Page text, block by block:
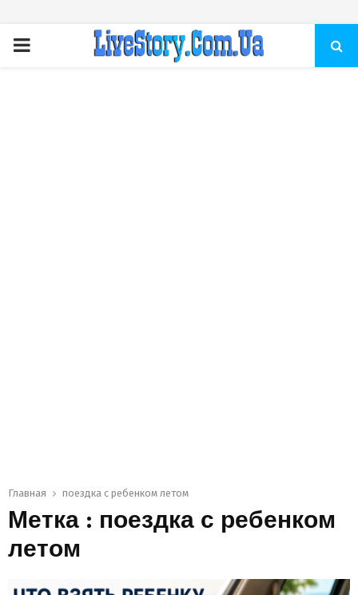
ПЕРВИЧНОЕ
Главная поездка с ребенком летом
Метка : поездка с ребенком
летом